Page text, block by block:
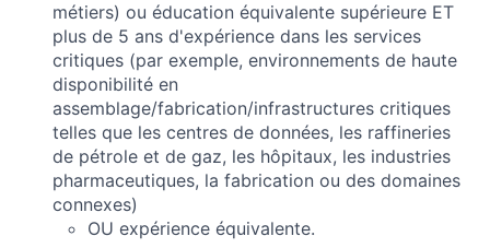
métiers) ou éducation équivalente supérieure ET
plus de 5 ans d'expérience dans les services
critiques (par exemple, environnements de haute
disponibilité en
assemblage/fabrication/infrastructures critiques
telles que les centres de données, les raffineries
de pétrole et de gaz, les hôpitaux, les industries
pharmaceutiques, la fabrication ou des domaines
connexes)
OU expérience équivalente.